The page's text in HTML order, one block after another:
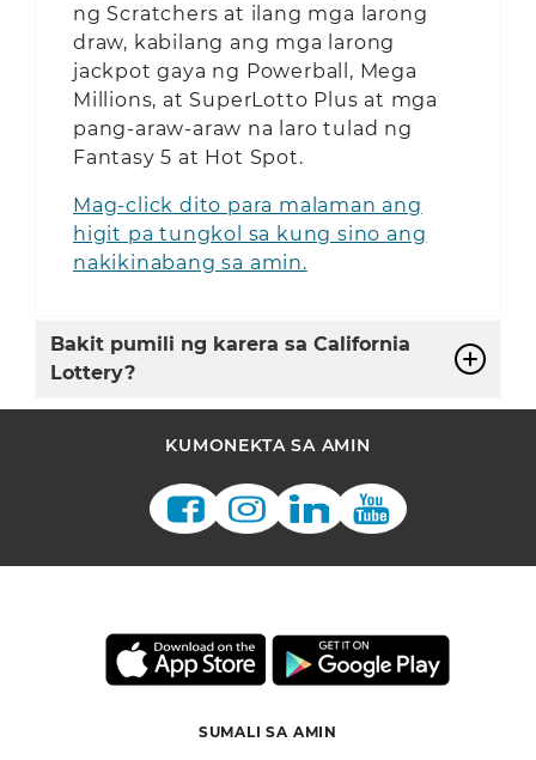
ng Scratchers at ilang mga larong
draw, kabilang ang mga larong
jackpot gaya ng Powerball, Mega
Millions, at SuperLotto Plus at mga
pang-araw-araw na laro tulad ng
Fantasy 5 at Hot Spot.
Mag-click dito para malaman ang
higit pa tungkol sa kung sino ang
nakikinabang sa amin.
Bakit pumili ng karera sa California
Lottery?
KUMONEKTA SA AMIN
SUMALI SA AMIN